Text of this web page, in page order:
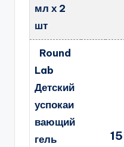
мл х 2
шт
Round
Lab
Детский
успокаи
вающий
гель
15